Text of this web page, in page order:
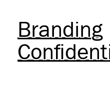
Branding